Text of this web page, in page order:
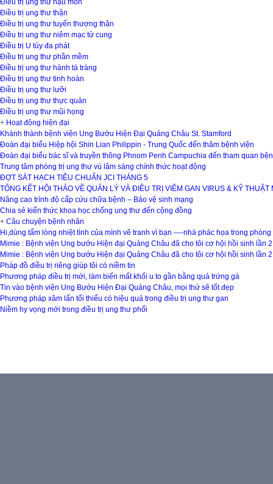
Điều trị ung thư hậu môn
Điều trị ung thư thận
Điều trị ung thư tuyến thượng thận
Điều trị ung thư niêm mạc tử cung
Điều trị U tủy đa phát
Điều trị ung thư phần mềm
Điều trị ung thư hành tá tràng
Điều trị ung thư tinh hoàn
Điều trị ung thư lưỡi
Điều trị ung thư thực quản
Điều trị ung thư mũi họng
+ Hoạt động hiện đại
Khánh thành bệnh viện Ung Bướu Hiện Đại Quảng Châu St. Stamford
Đoàn đại biểu Hiệp hội Shin Lian Philippin - Trung Quốc đến thăm bệnh viện
Đoàn đại biểu bác sĩ và truyền thông Phnom Penh Campuchia đến tham quan
Trung tâm phòng trị ung thư vú lâm sàng chính thức hoạt động
ĐỢT SÁT HẠCH TIÊU CHUẨN JCI THÁNG 5
TỔNG KẾT HỘI THẢO VỀ QUẢN LÝ VÀ ĐIỀU TRỊ VIÊM GAN VIRUS & KỸ
Nâng cao trình độ cấp cứu chữa bệnh – Bảo vệ sinh mạng
Chia sẻ kiến thức khoa học chống ung thư đến cộng đồng
+ Câu chuyện bệnh nhân
Hi,dùng tấm lòng nhiệt tình của mình vẽ tranh vì bạn ----nhà phác họa trong
Mimie : Bệnh viện Ung bướu Hiện đại Quảng Châu đã cho tôi cơ hội hồi sinh lần 2
Mimie : Bệnh viện Ung bướu Hiện đại Quảng Châu đã cho tôi cơ hội hồi sinh lần 2
Pháp đồ điều trị riêng giúp tôi có niềm tin
Phương pháp điều trị mới, làm biến mất khối u to gần bằng quả trứng gà
Tin vào bệnh viện Ung Bướu Hiện Đại Quảng Châu, mọi thứ sẽ tốt đẹp
Phương pháp xâm lấn tối thiểu có hiệu quả trong điều trị ung thư gan
Niềm hy vọng mới trong điều trị ung thư phổi